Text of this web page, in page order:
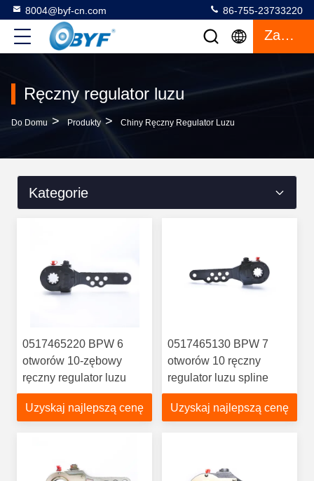
8004@byf-cn.com 86-755-23733220
Zacytować
Ręczny regulator luzu
Do Domu > Produkty > Chiny Ręczny Regulator Luzu
Kategorie
0517465220 BPW 6
otworów 10-zębowy
ręczny regulator luzu
Uzyskaj najlepszą cenę
0517465130 BPW 7
otworów 10 ręczny
regulator luzu spline
Uzyskaj najlepszą cenę